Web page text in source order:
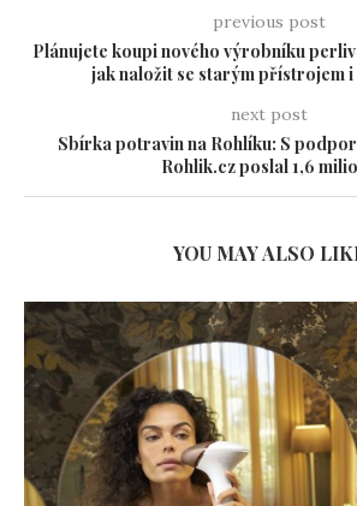
previous post
Plánujete koupi nového výrobníku
jak naložit se starým přístrojem
next post
Sbírka potravin na Rohlíku: S
Rohlik.cz poslal 1,6
YOU MAY ALSO